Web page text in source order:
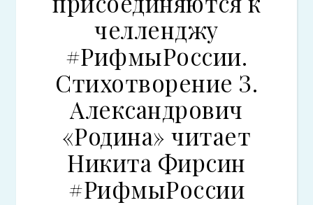
челленджу
#РифмыРоссии.
Стихотворение З.
Александрович
«Родина» читает
Никита Фирсин
#РифмыРоссии